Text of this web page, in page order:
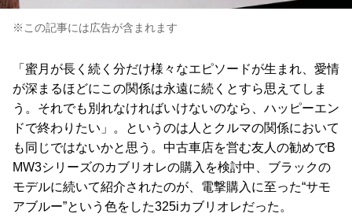
※この記事には広告が含まれます
「蜜月が長く続く分だけ様々なエピソードが生まれ、愛情
が深まるほどにこの関係は永遠に続くとすら思えてしま
う。それでも別れなければいけないのなら、ハッピーエン
ドで終わりたい」。というのは人とクルマの関係において
も同じではないかと思う。中古車店を営む友人の勧めでB
MW3シリーズのカブリオレの購入を検討中、ブラックの
モデルに続いて紹介されたのが、電撃購入に至った“サモ
アブルー”という色をした325iカブリオレだった。